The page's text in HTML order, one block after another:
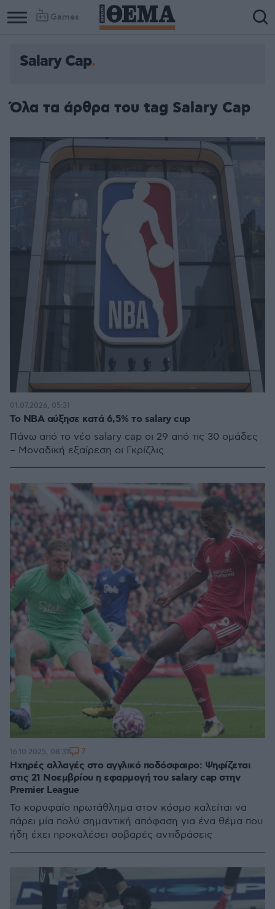
Games
Salary Cap
Όλα τα άρθρα του tag Salary Cap
Το ΝΒΑ αύξησε κατά 6,5% το salary cup
Πάνω από το νέο salary cap οι 29 από τις 30 ομάδες
– Μοναδική εξαίρεση οι Γκρίζλις
01.07.2026, 05:31
Ηχηρές αλλαγές στο αγγλικό ποδόσφαιρο: Ψηφίζεται
στις 21 Νοεμβρίου η εφαρμογή του salary cap στην
Premier League
Το κορυφαίο πρωτάθλημα στον κόσμο καλείται να
πάρει μία πολύ σημαντική απόφαση για ένα θέμα που
ήδη έχει προκαλέσει σοβαρές αντιδράσεις
16.10.2025, 08:31 7